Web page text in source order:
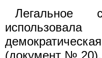
Легальное
(документ № 20).